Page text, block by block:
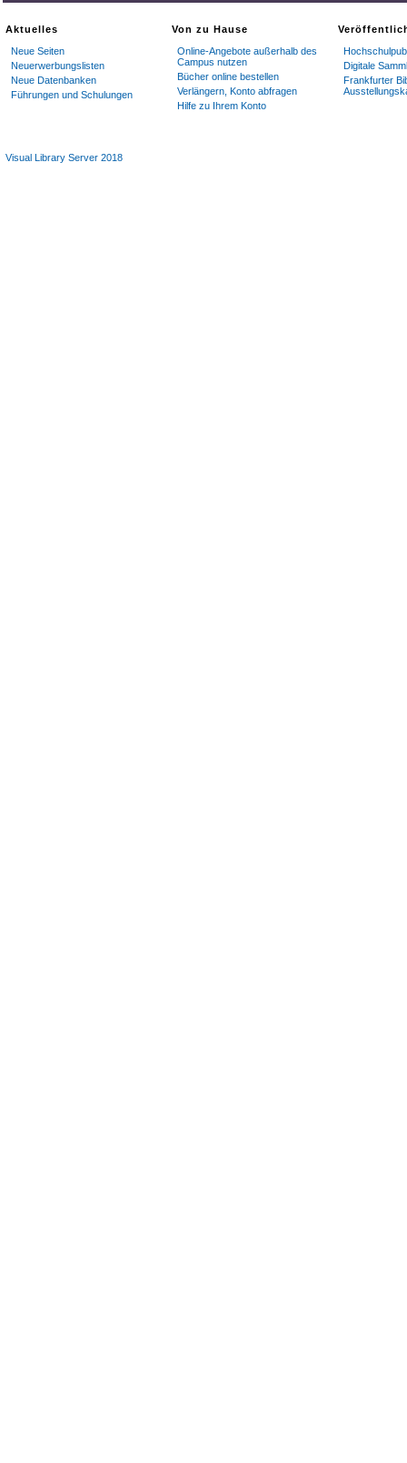
Aktuelles
Neue Seiten
Neuerwerbungslisten
Neue Datenbanken
Führungen und Schulungen
Von zu Hause
Online-Angebote außerhalb des
Campus nutzen
Bücher online bestellen
Verlängern, Konto abfragen
Hilfe zu Ihrem Konto
Digitale
Frankfurter
Visual Library Server 2018